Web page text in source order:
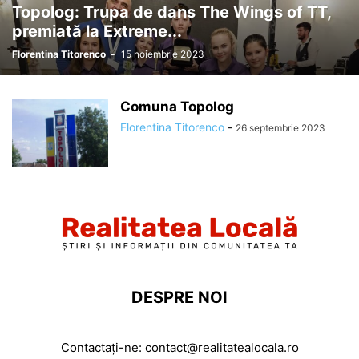
Topolog: Trupa de dans The Wings of TT,
premiată la Extreme...
Florentina Titorenco - 15 noiembrie 2023
Comuna Topolog
Florentina Titorenco - 26 septembrie 2023
DESPRE NOI
Contactați-ne: contact@realitatealocala.ro